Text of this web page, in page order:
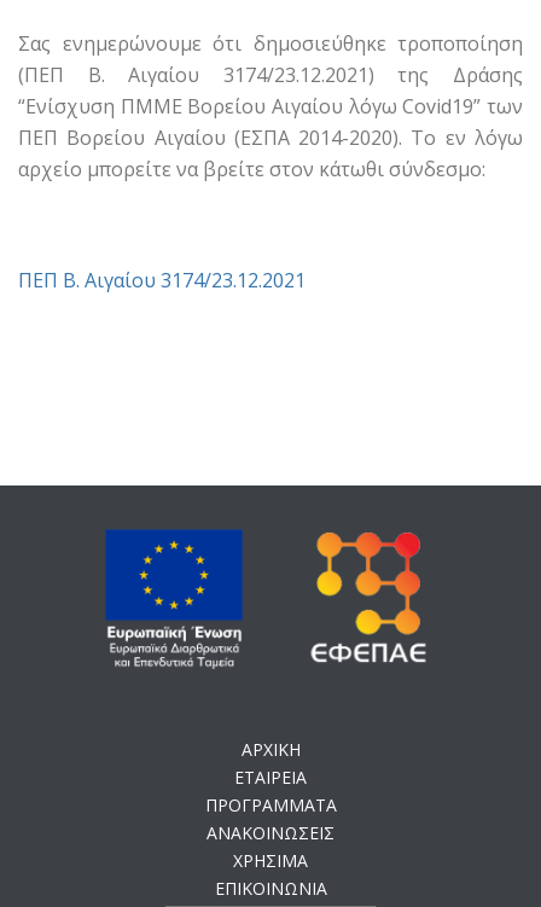
Σας ενημερώνουμε ότι δημοσιεύθηκε τροποποίηση
(ΠΕΠ Β. Αιγαίου 3174/23.12.2021) της Δράσης
“Ενίσχυση ΠΜΜΕ Βορείου Αιγαίου λόγω Covid19” των
ΠΕΠ Βορείου Αιγαίου (ΕΣΠΑ 2014-2020). Το εν λόγω
αρχείο μπορείτε να βρείτε στον κάτωθι σύνδεσμο:
ΠΕΠ Β. Αιγαίου 3174/23.12.2021
ΑΡΧΙΚΗ
ΕΤΑΙΡΕΙΑ
ΠΡΟΓΡΑΜΜΑΤΑ
ΑΝΑΚΟΙΝΩΣΕΙΣ
ΧΡΗΣΙΜΑ
ΕΠΙΚΟΙΝΩΝΙΑ